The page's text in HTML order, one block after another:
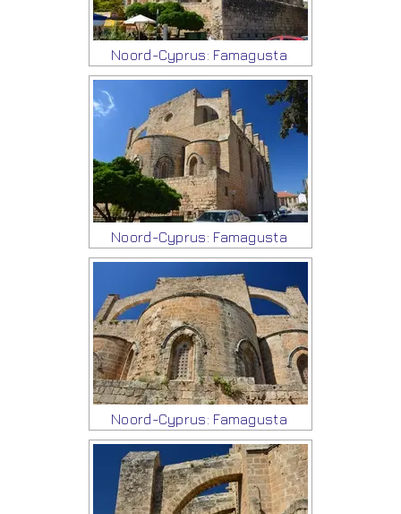
Noord-Cyprus: Famagusta
Noord-Cyprus: Famagusta
Noord-Cyprus: Famagusta